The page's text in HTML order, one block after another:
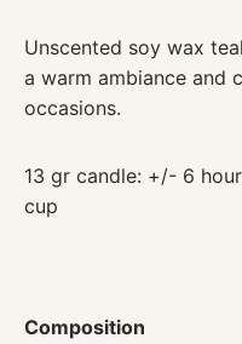
Unscented soy wax
a warm ambiance and
occasions.
13 gr candle: +/- 6
cup
Composition